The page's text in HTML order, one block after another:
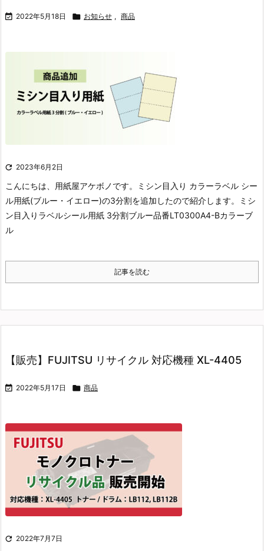
 2022年5月18日  お知らせ , 商品
 2023年6月2日
こんにちは、用紙屋アケボノです。
ミシン目入り カラーラベル シー
ル用紙(ブルー・イエロー)の3分割を追加したので紹介します。
ミシ
ン目入りラベルシール用紙 3分割ブルー品番LT0300A4-Bカラーブ
ル
記事を読む
【販売】FUJITSU リサイクル 対応機種 XL-4405
 2022年5月17日  商品
 2022年7月7日